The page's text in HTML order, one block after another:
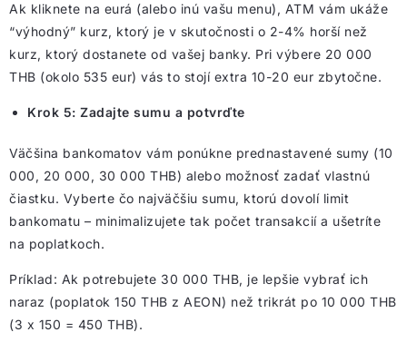
Ak kliknete na eurá (alebo inú vašu menu), ATM vám ukáže
“výhodný” kurz, ktorý je v skutočnosti o 2-4% horší než
kurz, ktorý dostanete od vašej banky. Pri výbere 20 000
THB (okolo 535 eur) vás to stojí extra 10-20 eur zbytočne.
Krok 5: Zadajte sumu a potvrďte
Väčšina bankomatov vám ponúkne prednastavené sumy (10
000, 20 000, 30 000 THB) alebo možnosť zadať vlastnú
čiastku. Vyberte čo najväčšiu sumu, ktorú dovolí limit
bankomatu – minimalizujete tak počet transakcií a ušetríte
na poplatkoch.
Príklad: Ak potrebujete 30 000 THB, je lepšie vybrať ich
naraz (poplatok 150 THB z AEON) než trikrát po 10 000 THB
(3 x 150 = 450 THB).